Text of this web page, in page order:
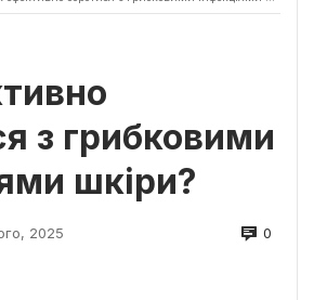
з грибковими
шкіри?
2025 0